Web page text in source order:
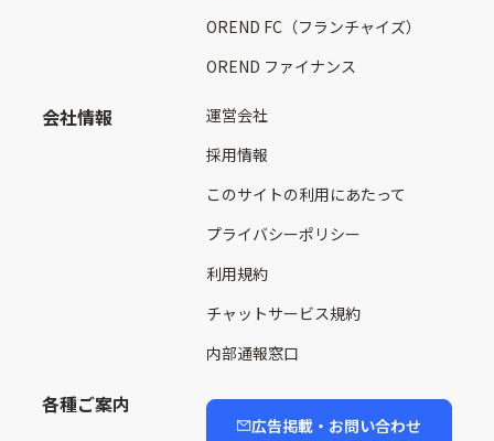
OREND FC（フランチャイズ）
OREND ファイナンス
会社情報
運営会社
採用情報
このサイトの利用にあたって
プライバシーポリシー
利用規約
チャットサービス規約
内部通報窓口
各種ご案内
広告掲載・お問い合わせ